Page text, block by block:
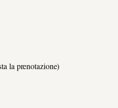
la prenotazione)